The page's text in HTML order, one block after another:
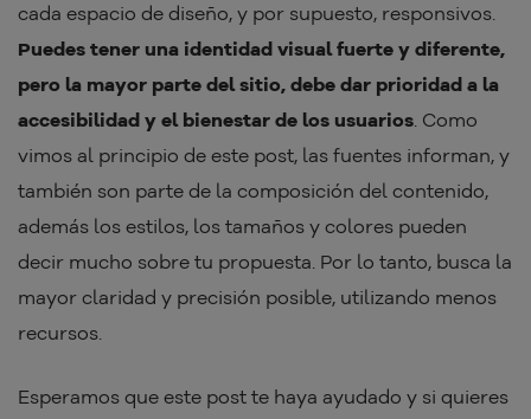
cada espacio de diseño, y por supuesto, responsivos.
Puedes tener una identidad visual fuerte y diferente,
pero la mayor parte del sitio, debe dar prioridad a la
accesibilidad y el bienestar de los usuarios. Como
vimos al principio de este post, las fuentes informan, y
también son parte de la composición del contenido,
además los estilos, los tamaños y colores pueden
decir mucho sobre tu propuesta. Por lo tanto, busca la
mayor claridad y precisión posible, utilizando menos
recursos.
Esperamos que este post te haya ayudado y si quieres